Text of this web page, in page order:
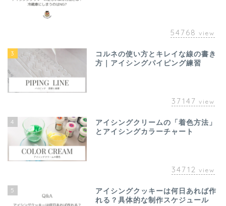
54768 view
3
コルネの使い方とキレイな線の書き
方｜アイシングパイピング練習
37147 view
4
アイシングクリームの「着色方法」
とアイシングカラーチャート
34712 view
5
アイシングクッキーは何日あれば作
れる？具体的な制作スケジュール